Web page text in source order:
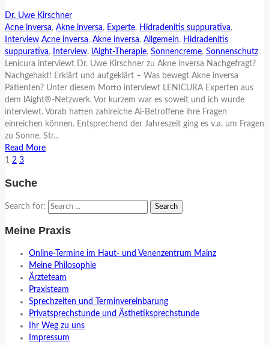
Dr. Uwe Kirschner
Acne inversa, Akne inversa, Experte, Hidradenitis suppurativa,
Interview Acne inversa, Akne inversa, Allgemein, Hidradenitis
suppurativa, Interview, lAight-Therapie, Sonnencreme, Sonnenschutz
Lenicura interviewt Dr. Uwe Kirschner zu Akne inversa Nachgefragt?
Nachgehakt! Erklärt und aufgeklärt – Was bewegt Akne inversa
Patienten? Unter diesem Motto interviewt LENICURA Experten aus
dem lAight®-Netzwerk. Vor kurzem war es soweit und ich wurde
interviewt. Vorab hatten zahlreiche Ai-Betroffene ihre Fragen
einreichen können. Entsprechend der Jahreszeit ging es v.a. um Fragen
zu Sonne, Str...
Read More
1 2 3
Suche
Search for:
Meine Praxis
Online-Termine im Haut- und Venenzentrum Mainz
Meine Philosophie
Ärzteteam
Praxisteam
Sprechzeiten und Terminvereinbarung
Privatsprechstunde und Ästhetiksprechstunde
Ihr Weg zu uns
Impressum